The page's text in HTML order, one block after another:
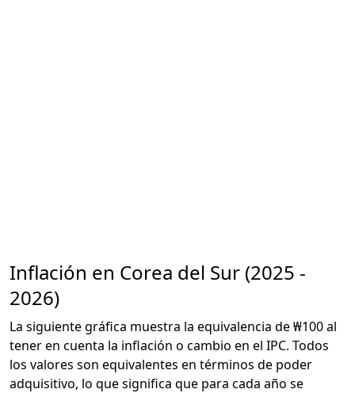
Inflación en Corea del Sur (2025 -
2026)
La siguiente gráfica muestra la equivalencia de ₩100 al
tener en cuenta la inflación o cambio en el IPC. Todos
los valores son equivalentes en términos de poder
adquisitivo, lo que significa que para cada año se